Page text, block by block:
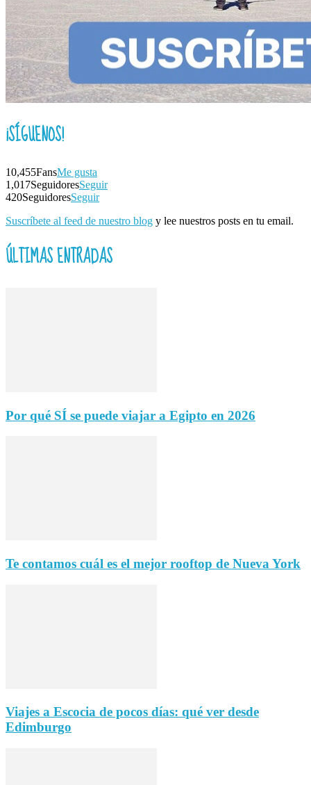
¡SÍGUENOS!
10,455FansMe gusta
1,017SeguidoresSeguir
420SeguidoresSeguir
Suscríbete al feed de nuestro blog y lee nuestros posts en tu email.
ÚLTIMAS ENTRADAS
Por qué SÍ se puede viajar a Egipto en 2026
Te contamos cuál es el mejor rooftop de Nueva York
Viajes a Escocia de pocos días: qué ver desde
Edimburgo